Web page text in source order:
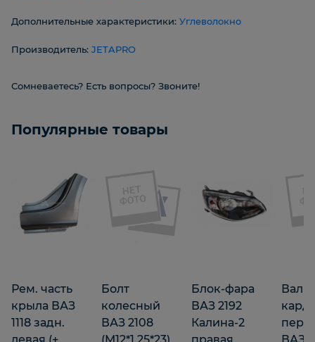
Дополнительные характеристики: Углеволокно
Производитель: JETAPRO
Сомневаетесь? Есть вопросы? Звоните!
Популярные товары
Рем. часть
крыла ВАЗ
1118 задн.
Болт
колесный
ВАЗ 2108
Блок-фара
ВАЗ 2192
Калина-2
Вал